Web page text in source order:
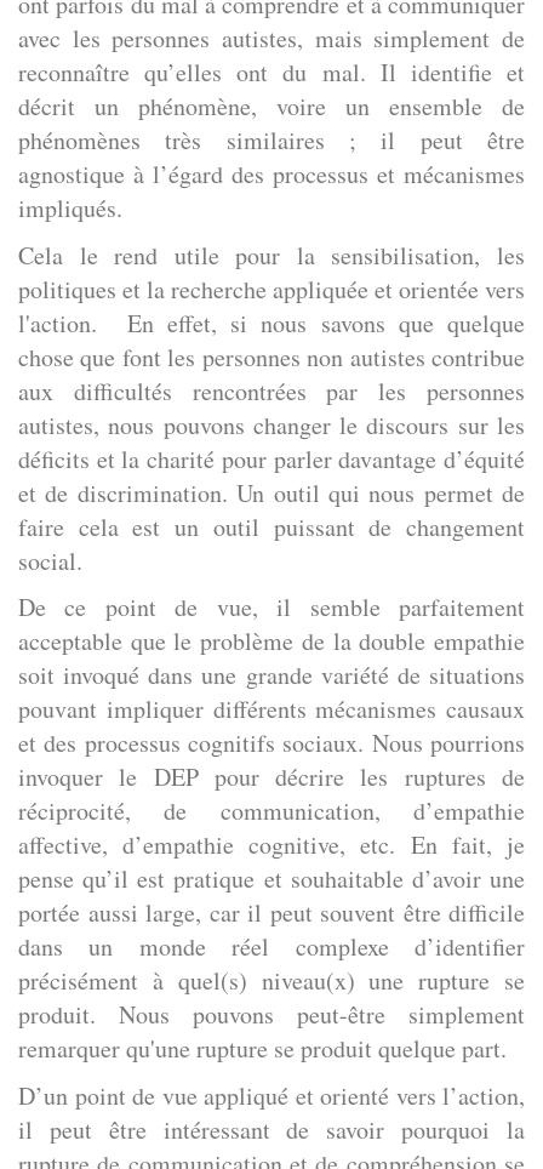
avec les personnes autistes, mais simplement de
reconnaître qu’elles ont du mal. Il identifie et
décrit un phénomène, voire un ensemble de
phénomènes très similaires ; il peut être
agnostique à l’égard des processus et mécanismes
impliqués.
Cela le rend utile pour la sensibilisation, les
politiques et la recherche appliquée et orientée vers
l'action. En effet, si nous savons que quelque
chose que font les personnes non autistes contribue
aux difficultés rencontrées par les personnes
autistes, nous pouvons changer le discours sur les
déficits et la charité pour parler davantage d’équité
et de discrimination. Un outil qui nous permet de
faire cela est un outil puissant de changement
social.
De ce point de vue, il semble parfaitement
acceptable que le problème de la double empathie
soit invoqué dans une grande variété de situations
pouvant impliquer différents mécanismes causaux
et des processus cognitifs sociaux. Nous pourrions
invoquer le DEP pour décrire les ruptures de
réciprocité, de communication, d’empathie
affective, d’empathie cognitive, etc. En fait, je
pense qu’il est pratique et souhaitable d’avoir une
portée aussi large, car il peut souvent être difficile
dans un monde réel complexe d’identifier
précisément à quel(s) niveau(x) une rupture se
produit. Nous pouvons peut-être simplement
remarquer qu'une rupture se produit quelque part.
D’un point de vue appliqué et orienté vers l’action,
il peut être intéressant de savoir pourquoi la